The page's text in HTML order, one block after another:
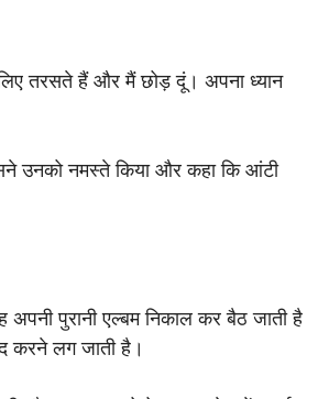
तरसते हैं और मैं छोड़ दूं। अपना ध्यान
उनको नमस्ते किया और कहा कि आंटी
पुरानी एल्बम निकाल कर बैठ जाती है
करने लग जाती है।